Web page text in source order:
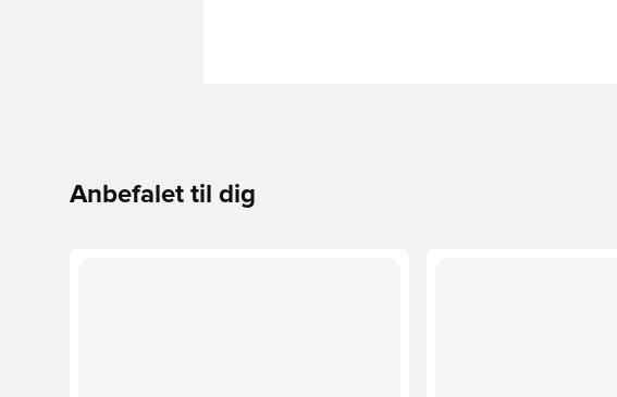
Anbefalet til dig